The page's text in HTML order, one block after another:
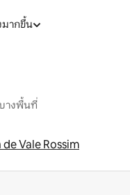
ากขึ้น
างพื้นที่
de Vale Rossim